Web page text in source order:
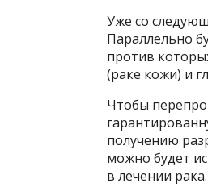
Уже со
Параллельно
против
(раке кожи) и
Чтобы
получению
можно будет
в лечении рака.